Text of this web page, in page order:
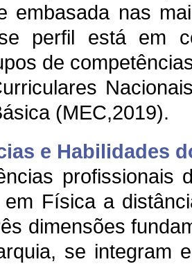
embasada nas
perfil está em
de
(MEC,2019).
e Habilidades
profissionais
em Física a
dimensões
se integram